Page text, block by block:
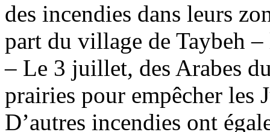
des incendies dans leurs
part du village de Taybeh –
– Le 3 juillet, des Arabes
prairies pour empêcher les
D’autres incendies ont